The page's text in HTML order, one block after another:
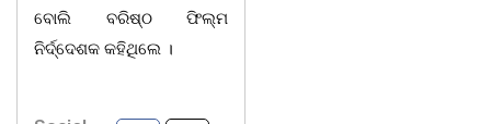
ବୋଲି ବରିଷ୍ଠ ଫିଲ୍ମ
ନିର୍ଦ୍ଦେଶକ କହିଥିଲେ ।